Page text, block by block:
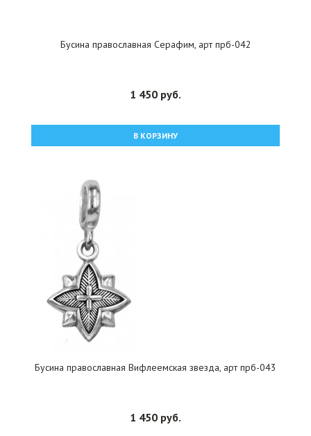
Бусина православная Серафим, арт прб-042
1 450 руб.
В КОРЗИНУ
Бусина православная Вифлеемская звезда, арт прб-043
1 450 руб.